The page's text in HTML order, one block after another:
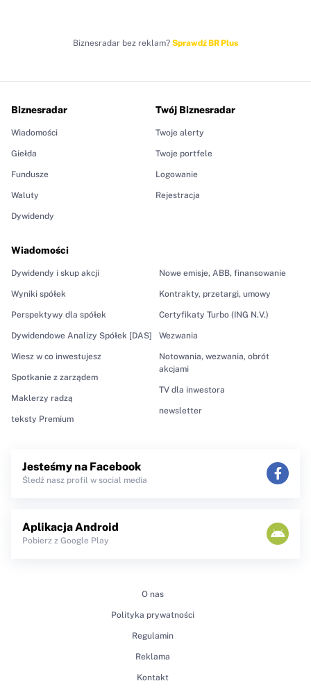
Biznesradar bez reklam? Sprawdź BR Plus
Biznesradar
Wiadomości
Giełda
Fundusze
Waluty
Dywidendy
Wiadomości
Dywidendy i skup akcji
Wyniki spółek
Perspektywy dla spółek
Dywidendowe Analizy Spółek [DAS]
Wiesz w co inwestujesz
Spotkanie z zarządem
Maklerzy radzą
teksty Premium
Nowe emisje, ABB, finansowanie
Kontrakty, przetargi, umowy
Certyfikaty Turbo (ING N.V.)
Wezwania
Notowania, wezwania, obrót
akcjami
TV dla inwestora
newsletter
Twój Biznesradar
Twoje alerty
Twoje portfele
Logowanie
Rejestracja
Jesteśmy na Facebook
Śledź nasz profil w social media
Aplikacja Android
Pobierz z Google Play
O nas
Polityka prywatności
Regulamin
Reklama
Kontakt